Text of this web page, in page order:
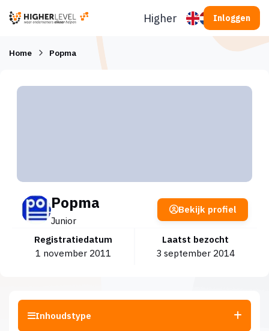
Higherlevel Inloggen
Home Popma
Popma
Junior
Registratiedatum
1 november 2011
Laatst bezocht
3 september 2014
Bekijk profiel
Inhoudstype